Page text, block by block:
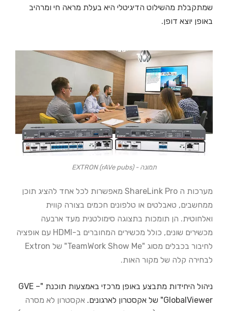
שמתקבלת מהשילוט הדיגיטלי היא בעלת מראה חי ומרהיב
באופן יוצא דופן.
תמונה - EXTRON (rAVe pubs)
מערכות ה ShareLink Pro מאפשרות לכל אחד להציג תוכן
ממחשבים, טאבלטים או טלפונים חכמים בצורה קווית
ואלחוטית. הן תומכות בתצוגה סימולטנית מעד ארבעה
מכשירים שונים, כולל מכשירים המחוברים ב-HDMI עם אופציה
לחיבור בכבלים מסוג "TeamWork Show Me" של Extron
לבחירה קלה של מקור האות.
ניהול היחידות מתבצע באופן מרכזי באמצעות תוכנת "GVE –
GlobalViewer" של אקסטרון לארגונים.
אקסטרון לא מסרה